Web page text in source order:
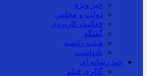
خبر ویژه
دولت و مجلس
فعالیت کاربردی
گفتگو
هیئت رئیسه
یادداشت
چند رسانه ای
گالری فیلم